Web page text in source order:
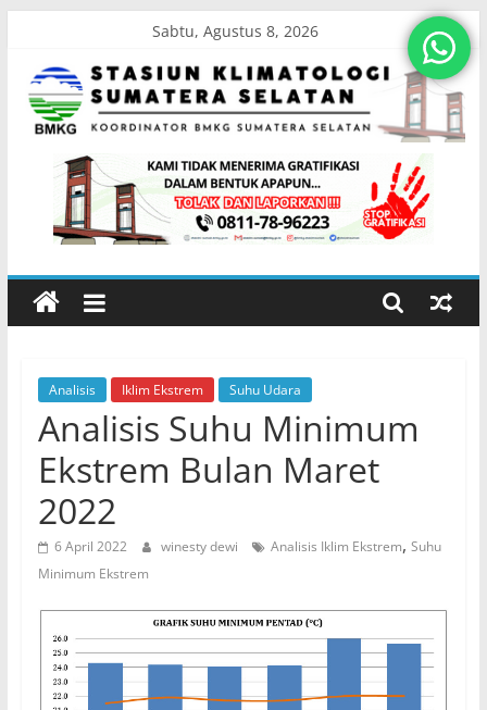
content
Sabtu, Agustus 8, 2026
Stasiun
Klimatologi
Sumatera
Koordinator
BMKG
Sumatera
Selatan
Analisis Iklim Ekstrem Suhu Udara
Analisis Suhu Minimum
Ekstrem Bulan Maret
2022
6 April 2022 winesty dewi Analisis Iklim Ekstrem, Suhu
Minimum Ekstrem